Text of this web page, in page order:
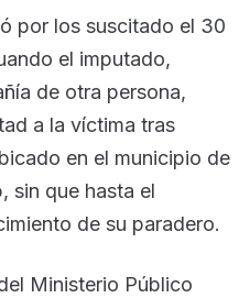
por los suscitado el 30
el imputado,
de otra persona,
a la víctima tras
en el municipio de
sin que hasta el
de su paradero.
Ministerio Público